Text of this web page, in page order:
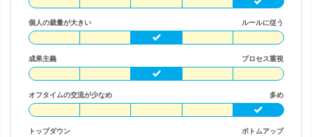
個人の裁量が大きい ルールに従う
成果主義 プロセス重視
オフタイムの交流が少なめ 多め
トップダウン ボトムアップ